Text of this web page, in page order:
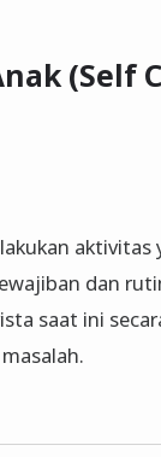
(Self
dan
saat ini